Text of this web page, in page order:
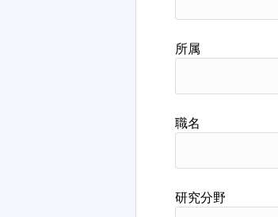
所属
職名
研究分野